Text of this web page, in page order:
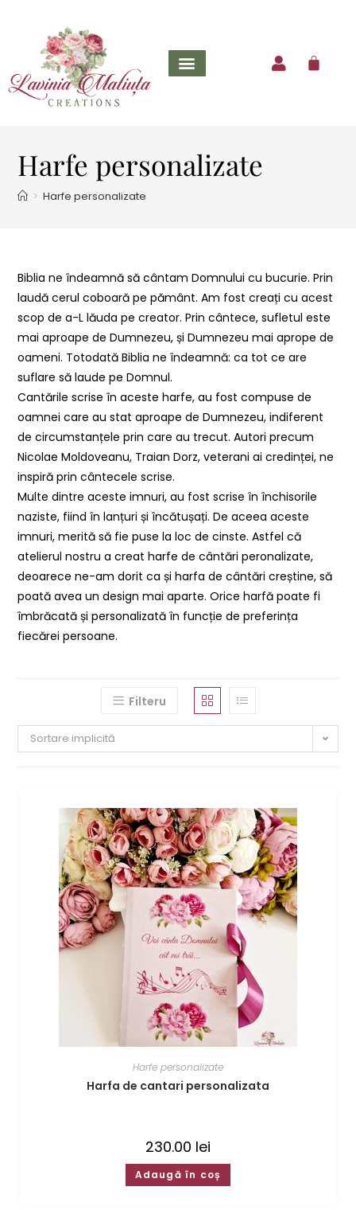
Harfe personalizate
> Harfe personalizate
Biblia ne îndeamnă să cântam Domnului cu bucurie. Prin
laudă cerul coboară pe pământ. Am fost creați cu acest
scop de a-L lăuda pe creator. Prin cântece, sufletul este
mai aproape de Dumnezeu, și Dumnezeu mai aprope de
oameni. Totodată Biblia ne îndeamnă: ca tot ce are
suflare să laude pe Domnul.
Cantările scrise în aceste harfe, au fost compuse de
oamnei care au stat aproape de Dumnezeu, indiferent
de circumstanțele prin care au trecut. Autori precum
Nicolae Moldoveanu, Traian Dorz, veterani ai credinței, ne
inspiră prin cântecele scrise.
Multe dintre aceste imnuri, au fost scrise în închisorile
naziste, fiind în lanțuri și încătușați. De aceea aceste
imnuri, merită să fie puse la loc de cinste. Astfel că
atelierul nostru a creat harfe de cântări peronalizate,
deoarece ne-am dorit ca și harfa de cântări creștine, să
poată avea un design mai aparte. Orice harfă poate fi
îmbrăcată și personalizată în funcție de preferința
fiecărei persoane.
Filteru
Sortare implicită
Harfe personalizate
Harfa de cantari personalizata
230.00 lei
Adaugă în coș